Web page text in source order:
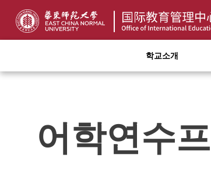
학교소개
어학연수